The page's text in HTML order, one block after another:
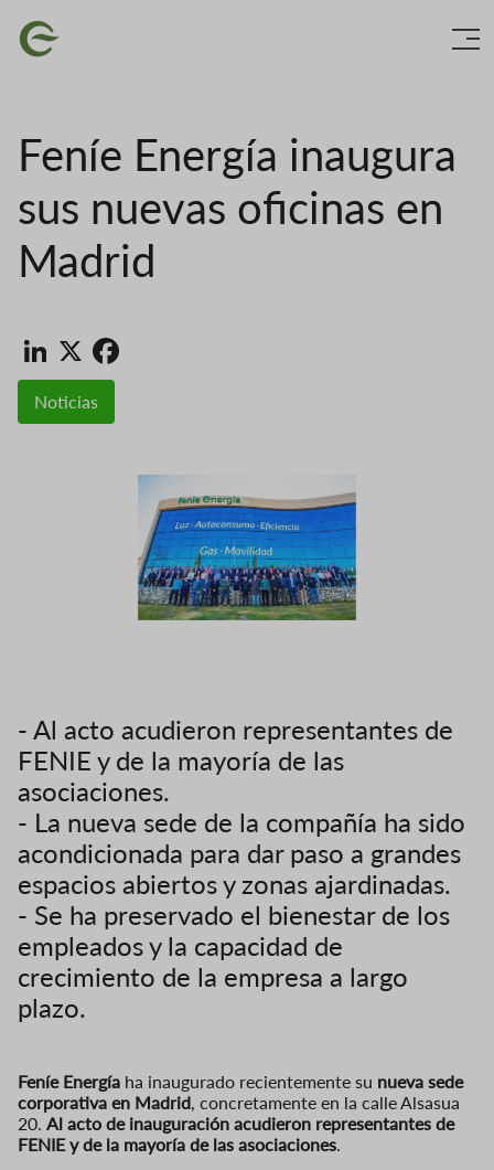
Imatge
Feníe Energía inaugura
sus nuevas oficinas en
Madrid
LinkedIn
X
Noticias
- Al acto acudieron representantes de
FENIE y de la mayoría de las
asociaciones.
- La nueva sede de la compañía ha sido
acondicionada para dar paso a grandes
espacios abiertos y zonas ajardinadas.
- Se ha preservado el bienestar de los
empleados y la capacidad de
crecimiento de la empresa a largo
plazo.
Feníe Energía ha inaugurado recientemente su nueva sede
corporativa en Madrid , concretamente en la calle Alsasua
20. Al acto de inauguración acudieron representantes de
FENIE y de la mayoría de las asociaciones